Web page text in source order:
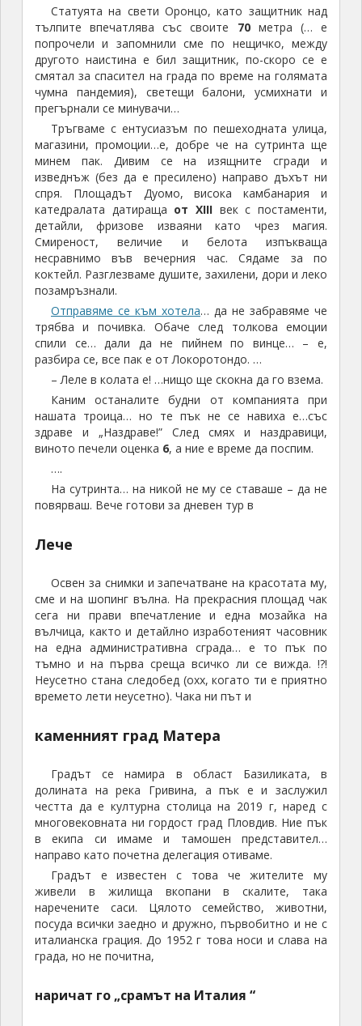
Статуята на свети Оронцо, като защитник над
тълпите впечатлява със своите 70метра (… е
попрочели и запомнили сме по нещичко, между
другото наистина е бил защитник, по-скоро се е
смятал за спасител на града по време на голямата
чумна пандемия), светещи балони, усмихнати и
прегърнали се минувачи…
Тръгваме с ентусиазъм по пешеходната улица,
магазини, промоции…е, добре че на сутринта ще
минем пак. Дивим се на изящните сгради и
изведнъж (без да е пресилено) направо дъхът ни
спря. Площадът Дуомо, висока камбанария и
катедралата датираща от XIII век с постаменти,
детайли, фризове изваяни като чрез магия.
Смиреност, величие и белота изпъкваща
несравнимо във вечерния час. Сядаме за по
коктейл. Разглезваме душите, захилени, дори и леко
позамръзнали.
Отправяме се към хотела… да не забравяме че
трябва и почивка. Обаче след толкова емоции
спили се… дали да не пийнем по винце… – е,
разбира се, все пак е от Локоротондо. …
– Леле в колата е! …нищо ще скокна да го взема.
Каним останалите будни от компанията при
нашата троица… но те пък не се навиха е…със
здраве и „Наздраве!” След смях и наздравици,
виното печели оценка 6, а ние е време да поспим.
….
На сутринта… на никой не му се ставаше – да не
повярваш. Вече готови за дневен тур в
Лече
Освен за снимки и запечатване на красотата му,
сме и на шопинг вълна. На прекрасния площад чак
сега ни прави впечатление и една мозайка на
вълчица, както и детайлно изработеният часовник
на една административна сграда… е то пък по
тъмно и на първа среща всичко ли се вижда. !?!
Неусетно стана следобед (охх, когато ти е приятно
времето лети неусетно). Чака ни път и
каменният град Матера
Градът се намира в област Базиликата, в
долината на река Гривина, а пък е и заслужил
честта да е културна столица на 2019 г, наред с
многовековната ни гордост град Пловдив. Ние пък
в екипа си имаме и тамошен представител…
направо като почетна делегация отиваме.
Градът е известен с това че жителите му
живели в жилища вкопани в скалите, така
наречените саси. Цялото семейство, животни,
посуда всички заедно и дружно, първобитно и не с
италианска грация. До 1952 г това носи и слава на
града, но не почитна,
наричат го „срамът на Италия “